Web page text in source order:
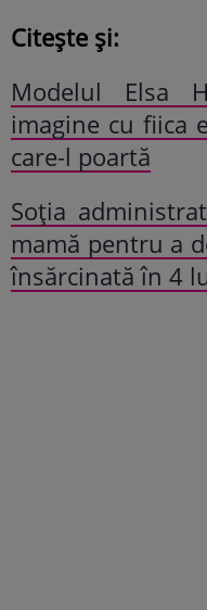
Citește și:
Modelul Elsa
imagine cu fiica
care-l poartă
Soția
mamă pentru a
însărcinată în 4